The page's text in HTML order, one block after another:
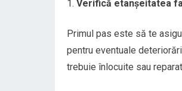
Verifică etanșeitatea
Primul pas este să te
pentru eventuale
trebuie înlocuite sau